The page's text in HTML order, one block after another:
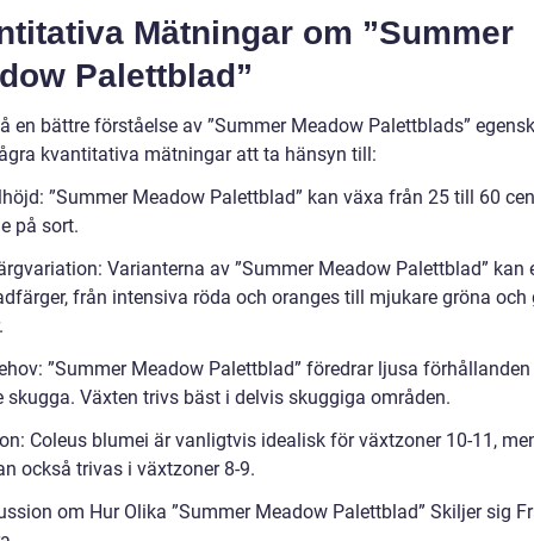
Mätningar om ”Summer
Palettblad”
en bättre förståelse av ”Summer Meadow Palettblads”
kvantitativa mätningar att ta hänsyn till:
”Summer Meadow Palettblad” kan växa från 25 till 60
på sort.
Varianterna av ”Summer Meadow Palettblad” kan
från intensiva röda och oranges till mjukare gröna och
”Summer Meadow Palettblad” föredrar ljusa
skugga. Växten trivs bäst i delvis skuggiga områden.
Coleus blumei är vanligtvis idealisk för växtzoner 10-11,
också trivas i växtzoner 8-9.
om Hur Olika ”Summer Meadow Palettblad” Skiljer sig